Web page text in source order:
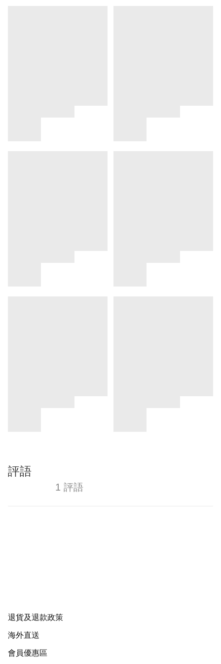
評語
1 評語
退貨及退款政策
海外直送
會員優惠區